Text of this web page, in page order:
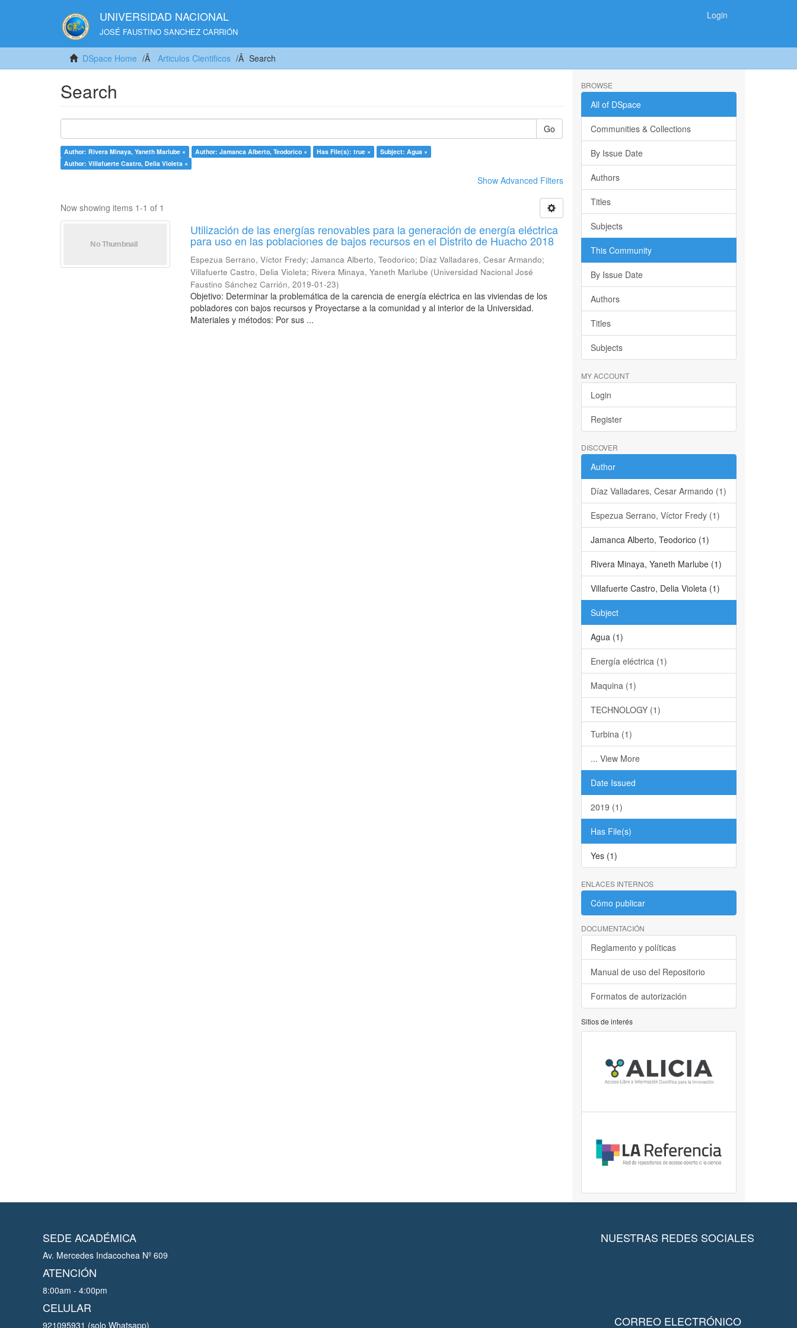
UNIVERSIDAD NACIONAL
JOSÉ FAUSTINO SANCHEZ CARRIÓN
Login
DSpace Home Articulos Cientificos Search
Search
Go
Author: Rivera Minaya, Yaneth Marlube × Author: Jamanca Alberto, Teodorico × Has File(s): true ×
Subject: Agua ×
Author: Villafuerte Castro, Delia Violeta ×
Show Advanced Filters
Now showing items 1-1 of 1
Utilización de las energías renovables para la generación de energía eléctrica
para uso en las poblaciones de bajos recursos en el Distrito de Huacho 2018
Espezua Serrano, Víctor Fredy;Jamanca Alberto, Teodorico; Díaz Valladares, Cesar Armando;
Villafuerte Castro, Delia Violeta; Rivera Minaya, Yaneth Marlube (Universidad Nacional José
Faustino Sánchez Carrión,2019-01-23)
Objetivo: Determinar la problemática de la carencia de energía eléctrica en las viviendas de los
pobladores con bajos recursos y Proyectarse a la comunidad y al interior de la Universidad.
Materiales y métodos: Por sus ...
BROWSE
All of DSpace
Communities & Collections
By Issue Date
Authors
Titles
Subjects
This Community
By Issue Date
Authors
Titles
Subjects
MY ACCOUNT
Login
Register
DISCOVER
Author
Díaz Valladares, Cesar Armando (1)
Espezua Serrano, Víctor Fredy (1)
Jamanca Alberto, Teodorico (1)
Rivera Minaya, Yaneth Marlube (1)
Villafuerte Castro, Delia Violeta (1)
Subject
Agua (1)
Energía eléctrica (1)
Maquina (1)
TECHNOLOGY (1)
Turbina (1)
... View More
Date Issued
2019 (1)
Has File(s)
Yes (1)
ENLACES INTERNOS
Cómo publicar
DOCUMENTACIÓN
Reglamento y políticas
Manual de uso del Repositorio
Formatos de autorización
Sitios de interés
SEDE ACADÉMICA
Av. Mercedes Indacochea Nº 609
ATENCIÓN
8:00am - 4:00pm
CELULAR
921095931 (solo Whatsapp)
NUESTRAS REDES SOCIALES
CORREO ELECTRÓNICO